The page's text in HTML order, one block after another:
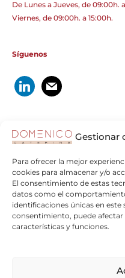
Gestionar
Para ofrecer la mejor
cookies para almacenar y/o
El consentimiento de estas
datos como el
identificaciones únicas en
consentimiento, puede
características y funciones.
De Lunes a Jueves, de 09:00h.
Viernes, de 09:00h. a 15:00h.
Síguenos
Catering Gourmet Sostenible